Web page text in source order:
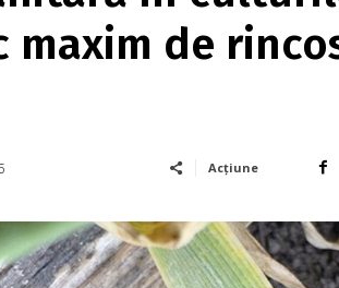
maxim de
Acțiune